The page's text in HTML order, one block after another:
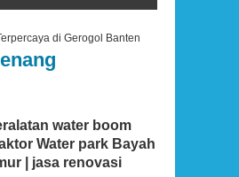
di Gerogol Banten
water boom
Water park Bayah
| jasa renovasi